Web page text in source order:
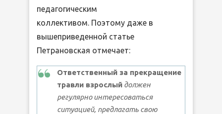
педагогическим
коллективом. Поэтому даже в
вышеприведенной статье
Петрановская отмечает:
Ответственный за прекращение
травли взрослый должен
регулярно интересоваться
ситуацией, предлагать свою